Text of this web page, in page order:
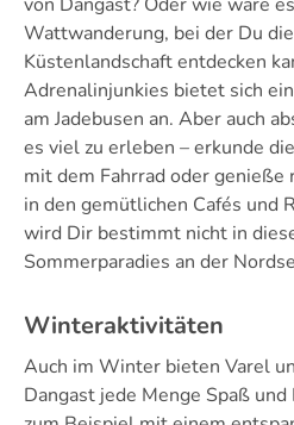
Wattwanderung, bei der Du
Küstenlandschaft entdecken
Adrenalinjunkies bietet sich
am Jadebusen an. Aber auch
es viel zu erleben – erkunde
mit dem Fahrrad oder
in den gemütlichen Cafés und
wird Dir bestimmt nicht in
Sommerparadies an der
Winteraktivitäten
Auch im Winter bieten Varel
Dangast jede Menge Spaß